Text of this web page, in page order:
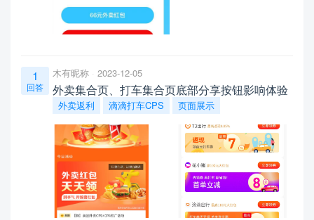
1
回答
木有昵称 2023-12-05
外卖集合页、打车集合页底部分享按钮影响体验
外卖返利 滴滴打车CPS 页面展示